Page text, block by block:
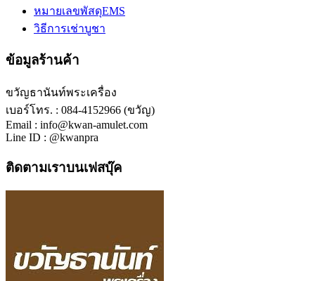
หมายเลขพัสดุEMS
วิธีการเช่าบูชา
ข้อมูลร้านค้า
ขวัญธานันท์พระเครื่อง
เบอร์โทร. : 084-4152966 (ขวัญ)
Email : info@kwan-amulet.com
Line ID : @kwanpra
ติดตามเราบนเฟสบุ๊ค